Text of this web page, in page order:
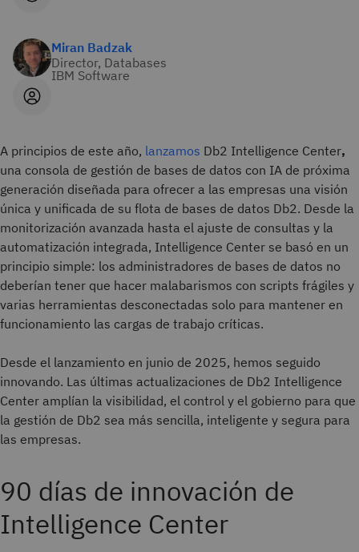
Miran Badzak
Director, Databases
IBM Software
A principios de este año, lanzamos Db2 Intelligence Center,
una consola de gestión de bases de datos con IA de próxima
generación diseñada para ofrecer a las empresas una visión
única y unificada de su flota de bases de datos Db2. Desde la
monitorización avanzada hasta el ajuste de consultas y la
automatización integrada, Intelligence Center se basó en un
principio simple: los administradores de bases de datos no
deberían tener que hacer malabarismos con scripts frágiles y
varias herramientas desconectadas solo para mantener en
funcionamiento las cargas de trabajo críticas.
Desde el lanzamiento en junio de 2025, hemos seguido
innovando. Las últimas actualizaciones de Db2 Intelligence
Center amplían la visibilidad, el control y el gobierno para que
la gestión de Db2 sea más sencilla, inteligente y segura para
las empresas.
90 días de innovación de
Intelligence Center